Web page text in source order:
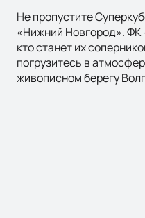
Не пропустите
«Нижний Новгород». ФК
кто станет их
погрузитесь в
живописном берегу